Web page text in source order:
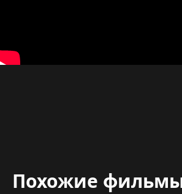
Похожие